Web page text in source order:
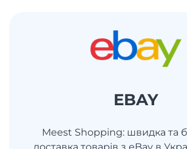
EBAY
Meest Shopping: швидка та